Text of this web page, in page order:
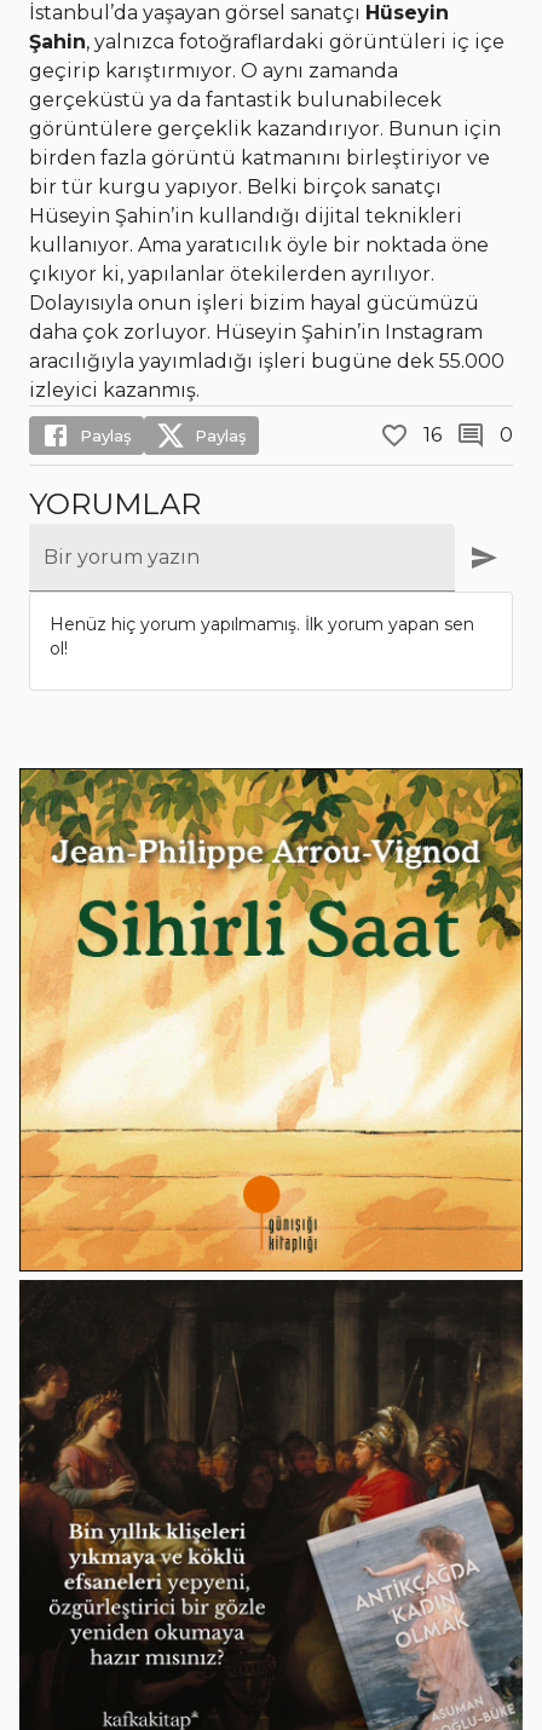
İstanbul’da yaşayan görsel sanatçı Hüseyin
Şahin, yalnızca fotoğraflardaki görüntüleri iç içe
geçirip karıştırmıyor. O aynı zamanda
gerçeküstü ya da fantastik bulunabilecek
görüntülere gerçeklik kazandırıyor. Bunun için
birden fazla görüntü katmanını birleştiriyor ve
bir tür kurgu yapıyor. Belki birçok sanatçı
Hüseyin Şahin’in kullandığı dijital teknikleri
kullanıyor. Ama yaratıcılık öyle bir noktada öne
çıkıyor ki, yapılanlar ötekilerden ayrılıyor.
Dolayısıyla onun işleri bizim hayal gücümüzü
daha çok zorluyor. Hüseyin Şahin’in Instagram
aracılığıyla yayımladığı işleri bugüne dek 55.000
izleyici kazanmış.
Paylaş Paylaş 16 0
YORUMLAR
Bir yorum yazın
Henüz hiç yorum yapılmamış. İlk yorum yapan sen
ol!